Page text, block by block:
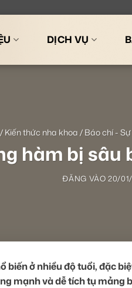
DỊCH VỤ
/ Kiến thức nha khoa / Báo chí -
hàm bị sâu
ĐĂNG VÀO20/
biến ở nhiều độ tuổi, đặc
mạnh và dễ tích tụ mảng